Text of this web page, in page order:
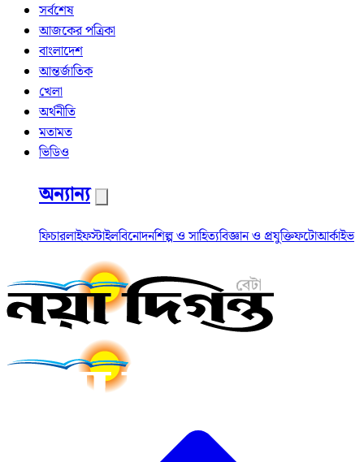
সর্বশেষ
আজকের পত্রিকা
বাংলাদেশ
আন্তর্জাতিক
খেলা
অর্থনীতি
মতামত
ভিডিও
অন্যান্য
ফিচারলাইফস্টাইলবিনোদনশিল্প ও সাহিত্যবিজ্ঞান ও প্রযুক্তিফটোআর্কাইভ